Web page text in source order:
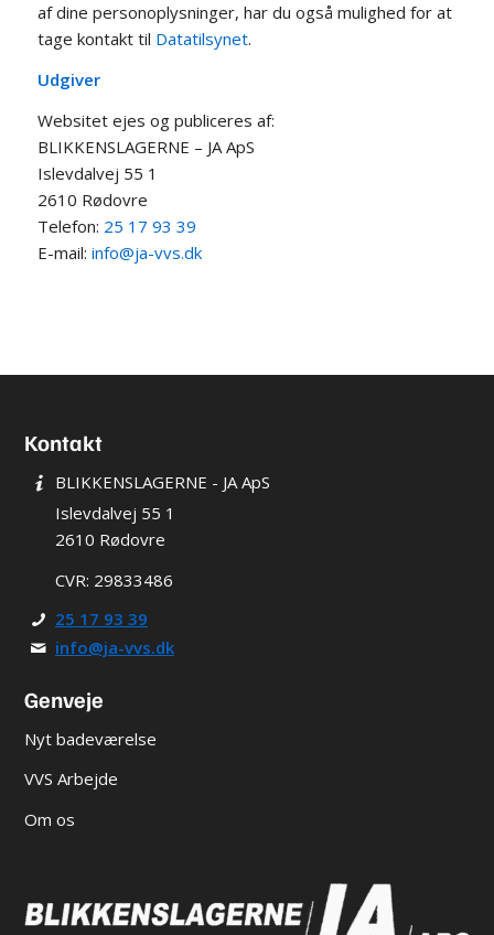
af dine personoplysninger, har du også mulighed for at
tage kontakt til Datatilsynet.
Udgiver
Websitet ejes og publiceres af:
BLIKKENSLAGERNE – JA ApS
Islevdalvej 55 1
2610 Rødovre
Telefon: 25 17 93 39
E-mail: info@ja-vvs.dk
Kontakt
BLIKKENSLAGERNE - JA ApS
Islevdalvej 55 1
2610 Rødovre
CVR: 29833486
25 17 93 39
info@ja-vvs.dk
Genveje
Nyt badeværelse
VVS Arbejde
Om os